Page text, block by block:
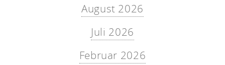
August 2026
Juli 2026
Februar 2026